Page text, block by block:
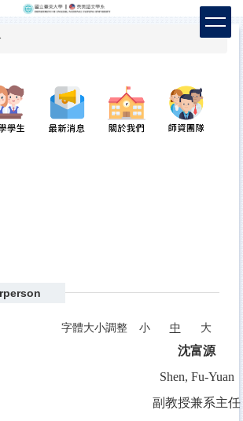
字體大小調整 小 中 大
沈富源
Shen, Fu-Yuan
副教授兼系主任